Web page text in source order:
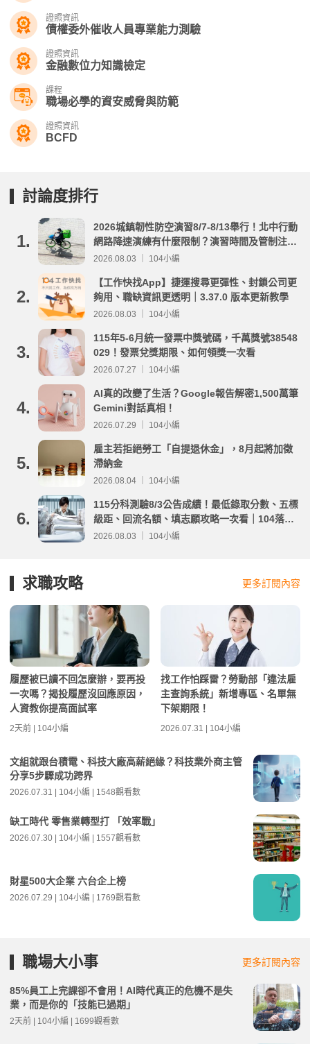
證照資訊
債權委外催收人員專業能力測驗
證照資訊
金融數位力知識檢定
課程
職場必學的資安威脅與防範
證照資訊
BCFD
討論度排行
1.
2026城鎮韌性防空演習8/7-8/13舉行！北中行動
網路降速演練有什麼限制？演習時間及管制注意
事項整理
2026.08.03 ｜ 104小編
2.
【工作快找App】捷運搜尋更彈性、封鎖公司更
夠用、職缺資訊更透明｜3.37.0 版本更新教學
2026.08.03 ｜ 104小編
3.
115年5-6月統一發票中獎號碼，千萬獎號38548
029！發票兌獎期限、如何領獎一次看
2026.07.27 ｜ 104小編
4.
AI真的改變了生活？Google報告解密1,500萬筆
Gemini對話真相！
2026.07.29 ｜ 104小編
5.
雇主若拒絕勞工「自提退休金」，8月起將加徵
滯納金
2026.08.04 ｜ 104小編
6.
115分科測驗8/3公告成績！最低錄取分數、五標
級距、回流名額、填志願攻略一次看｜104落點
分析
2026.08.03 ｜ 104小編
求職攻略 更多訂閱內容
履歷被已讀不回怎麼辦，要再投
一次嗎？揭投履歷沒回應原因，
人資教你提高面試率
2天前 | 104小編
找工作怕踩雷？勞動部「違法雇
主查詢系統」新增專區、名單無
下架期限！
2026.07.31 | 104小編
文組就跟台積電、科技大廠高薪絕緣？科技業外商主管
分享5步驟成功跨界
2026.07.31 | 104小編 | 1548觀看數
缺工時代 零售業轉型打 「效率戰」
2026.07.30 | 104小編 | 1557觀看數
財星500大企業 六台企上榜
2026.07.29 | 104小編 | 1769觀看數
職場大小事 更多訂閱內容
85%員工上完課卻不會用！AI時代真正的危機不是失
業，而是你的「技能已過期」
2天前 | 104小編 | 1699觀看數